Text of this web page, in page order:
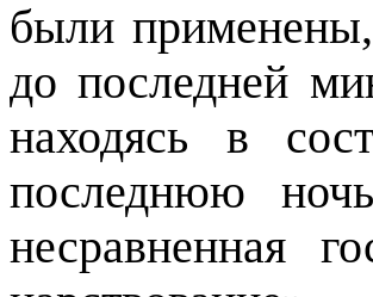
были
до последней
находясь в
последнюю
несравненная